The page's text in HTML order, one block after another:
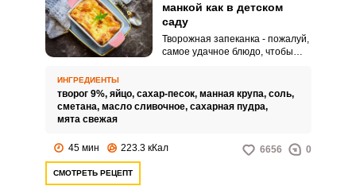
манкой как в детском
саду
Творожная запеканка - пожалуй,
самое удачное блюдо, чтобы
результатом. Даже дети не
отказываются от кусочка этой
ИНГРЕДИЕНТЫ
творог 9%, яйцо, сахар-песок, манная крупа, соль,
сметана, масло сливочное, сахарная пудра,
мята свежая
45 мин 223.3 кКал 6656 0
СМОТРЕТЬ РЕЦЕПТ